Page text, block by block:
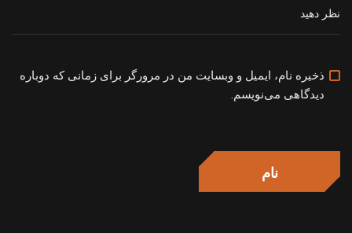
ذخیره نام، ایمیل و وبسایت من در مرورگر برای زمانی که دوباره
دیدگاهی می‌نویسم.